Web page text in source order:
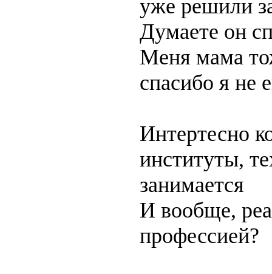
уже решили
Думаете он
Меня мама
спасибо я не
Интертесно
институты,
занимается
И вообще,
профессией?